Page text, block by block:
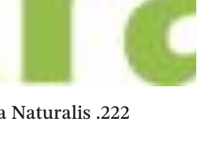
Naturalis .222